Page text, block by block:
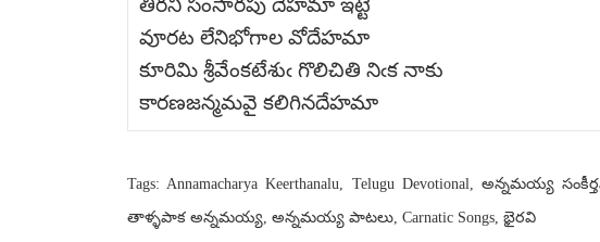
తీరని సంసారపు దేహమా ఇట్టె
వూరట లేనిభోగాల వోదేహమా
కూరిమి శ్రీవేంకటేశుఁ గొలిచితి నిఁక నాకు
కారణజన్మమవై కలిగినదేహమా
Tags: Annamacharya Keerthanalu, Telugu Devotional,
తాళ్ళపాక అన్నమయ్య, అన్నమయ్య పాటలు, Carnatic Songs, భైరవి